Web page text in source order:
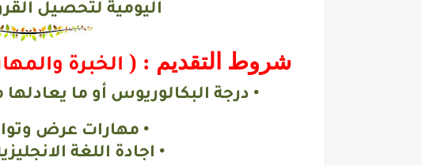
اليومية لتحصيل
شروط التقديم : ( الخبرة
• درجة البكالوريوس أو ما
• مهارات عرض
• اجادة اللغة